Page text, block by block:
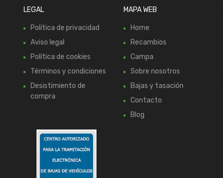
LEGAL
Política de privacidad
Aviso legal
Política de cookies
Términos y condiciones
Desistimiento de
compra
MAPA WEB
Home
Recambios
Campa
Sobre nosotros
Bajas y tasación
Contacto
Blog